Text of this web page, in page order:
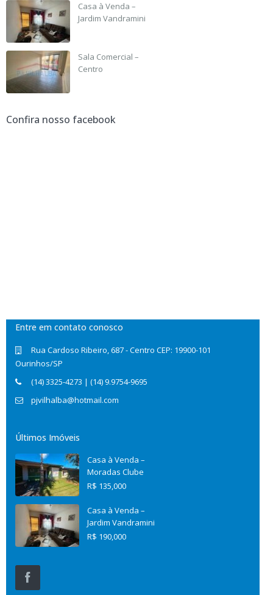
Casa à Venda –
Jardim Vandramini
Sala Comercial –
Centro
Confira nosso facebook
Entre em contato conosco
Rua Cardoso Ribeiro, 687 - Centro CEP: 19900-101
Ourinhos/SP
(14) 3325-4273 | (14) 9.9754-9695
pjvilhalba@hotmail.com
Últimos Imóveis
Casa à Venda –
Moradas Clube
R$ 135,000
Casa à Venda –
Jardim Vandramini
R$ 190,000